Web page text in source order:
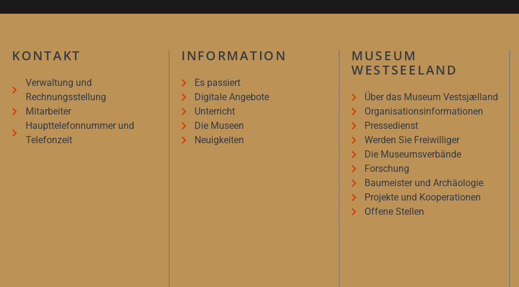
KONTAKT
Verwaltung und
Rechnungsstellung
Mitarbeiter
Haupttelefonnummer und
Telefonzeit
INFORMATION
Es passiert
Digitale Angebote
Unterricht
Die Museen
Neuigkeiten
MUSEUM
WESTSEELAND
Über das Museum Vestsjælland
Organisationsinformationen
Pressedienst
Werden Sie Freiwilliger
Die Museumsverbände
Forschung
Baumeister und Archäologie
Projekte und Kooperationen
Offene Stellen